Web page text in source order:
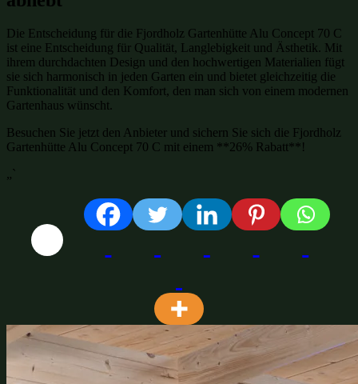
Die Entscheidung für die Fjordholz Gartenhütte Alu Concept 70 C
ist eine Entscheidung für Qualität, Langlebigkeit und Ästhetik. Mit
ihrem durchdachten Design und den hochwertigen Materialien fügt
sie sich harmonisch in jeden Garten ein und bietet gleichzeitig die
Funktionalität und den Komfort, den man sich von einem modernen
Gartenhaus wünscht.
Besuchen Sie jetzt den Anbieter und sichern Sie sich die Fjordholz
Gartenhütte Alu Concept 70 C mit einem **26% Rabatt**!
„`